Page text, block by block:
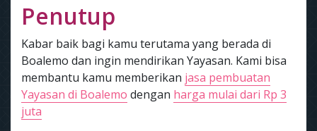
Penutup
Kabar baik bagi kamu terutama yang berada di
Boalemo dan ingin mendirikan Yayasan. Kami bisa
membantu kamu memberikan jasa pembuatan
Yayasan di Boalemo dengan harga mulai dari Rp 3
juta